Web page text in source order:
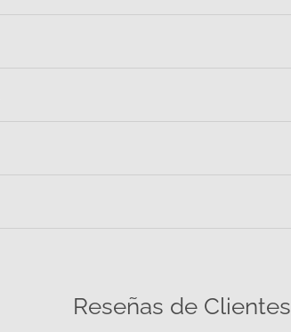
Reseñas de Clientes